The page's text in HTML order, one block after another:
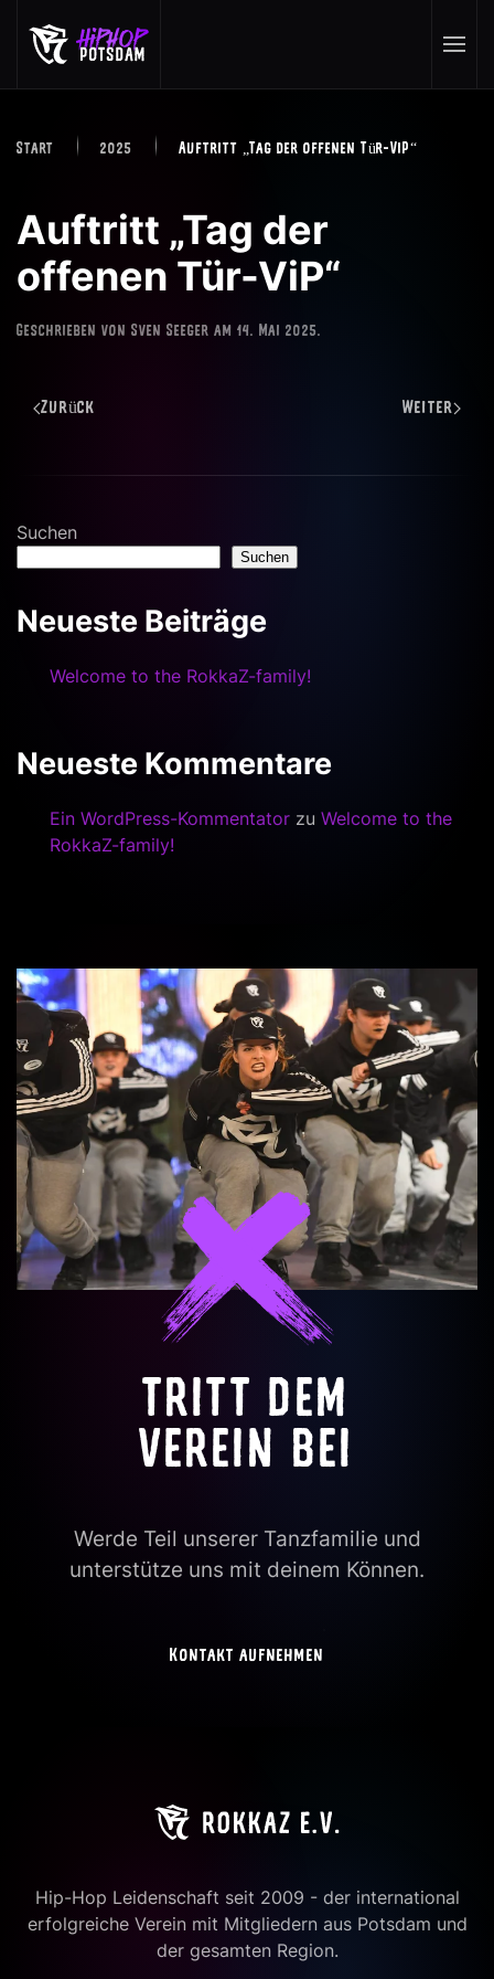
Skip to main content
Start 2025 Auftritt „Tag der offenen Tür-ViP“
Auftritt „Tag der
offenen Tür-ViP“
Geschrieben von Sven Seeger am 14. Mai 2025.
Zurück Weiter
Suchen
Suchen
Neueste Beiträge
Welcome to the RokkaZ-family!
Neueste Kommentare
Ein WordPress-Kommentator zu Welcome to the
RokkaZ-family!
TRITT DEM
VEREIN BEI
Werde Teil unserer Tanzfamilie und
unterstütze uns mit deinem Können.
Kontakt aufnehmen
Hip-Hop Leidenschaft seit 2009 - der international
erfolgreiche Verein mit Mitgliedern aus Potsdam und
der gesamten Region.